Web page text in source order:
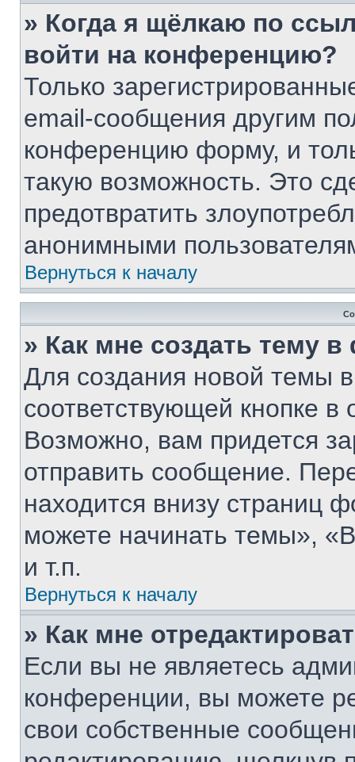
» Когда я щёлкаю по
войти на конференцию?
Только
email-сообщения другим
конференцию форму, и
такую возможность. Это
предотвратить
анонимными
Вернуться к началу
» Как мне создать тему
Для создания новой темы
соответствующей кнопке
Возможно, вам придется
отправить сообщение.
находится внизу
можете начинать темы»,
и т.п.
Вернуться к началу
» Как мне
Если вы не являетесь
конференции, вы можете
свои собственные